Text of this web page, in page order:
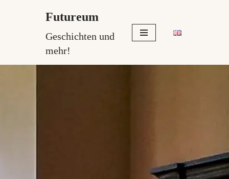
Futureum
Geschichten und
mehr!